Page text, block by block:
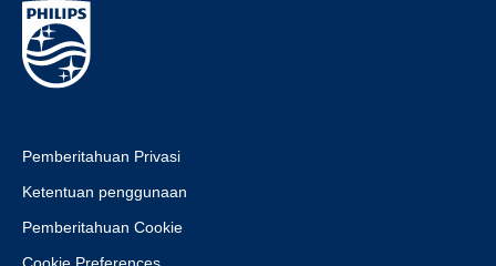
Pemberitahuan Privasi
Ketentuan penggunaan
Pemberitahuan Cookie